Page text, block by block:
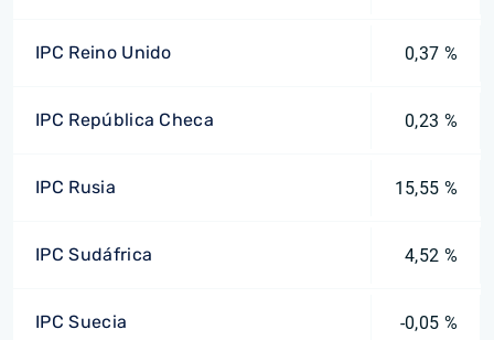
IPC Reino Unido 0,37 %
IPC República Checa 0,23 %
IPC Rusia 15,55 %
IPC Sudáfrica 4,52 %
IPC Suecia -0,05 %